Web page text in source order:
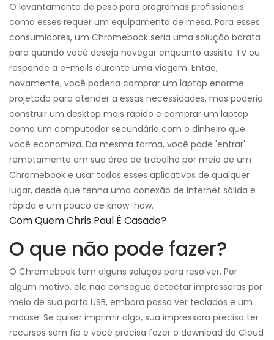
O levantamento de peso para programas profissionais
como esses requer um equipamento de mesa. Para esses
consumidores, um Chromebook seria uma solução barata
para quando você deseja navegar enquanto assiste TV ou
responde a e-mails durante uma viagem. Então,
novamente, você poderia comprar um laptop enorme
projetado para atender a essas necessidades, mas poderia
construir um desktop mais rápido e comprar um laptop
como um computador secundário com o dinheiro que
você economiza. Da mesma forma, você pode 'entrar'
remotamente em sua área de trabalho por meio de um
Chromebook e usar todos esses aplicativos de qualquer
lugar, desde que tenha uma conexão de Internet sólida e
rápida e um pouco de know-how.
Com Quem Chris Paul É Casado?
O que não pode fazer?
O Chromebook tem alguns soluços para resolver. Por
algum motivo, ele não consegue detectar impressoras por
meio de sua porta USB, embora possa ver teclados e um
mouse. Se quiser imprimir algo, sua impressora precisa ter
recursos sem fio e você precisa fazer o download do Cloud